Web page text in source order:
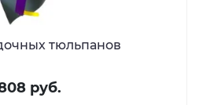
тюльпанов
руб.